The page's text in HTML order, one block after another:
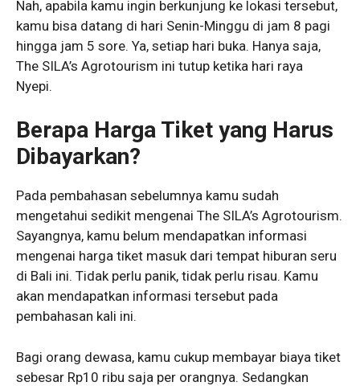
Nah, apabila kamu ingin berkunjung ke lokasi tersebut,
kamu bisa datang di hari Senin-Minggu di jam 8 pagi
hingga jam 5 sore. Ya, setiap hari buka. Hanya saja,
The SILA’s Agrotourism ini tutup ketika hari raya
Nyepi.
Berapa Harga Tiket yang Harus
Dibayarkan?
Pada pembahasan sebelumnya kamu sudah
mengetahui sedikit mengenai The SILA’s Agrotourism.
Sayangnya, kamu belum mendapatkan informasi
mengenai harga tiket masuk dari tempat hiburan seru
di Bali ini. Tidak perlu panik, tidak perlu risau. Kamu
akan mendapatkan informasi tersebut pada
pembahasan kali ini.
Bagi orang dewasa, kamu cukup membayar biaya tiket
sebesar Rp10 ribu saja per orangnya. Sedangkan